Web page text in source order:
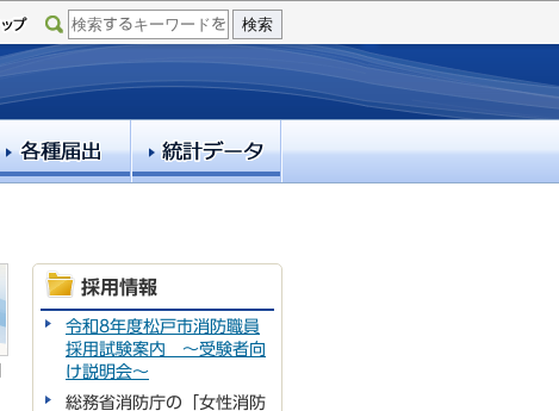
採用情報
令和8年度松戸市消防職員
採用試験案内 ～受験者向
け説明会～
総務省消防庁の「女性消防